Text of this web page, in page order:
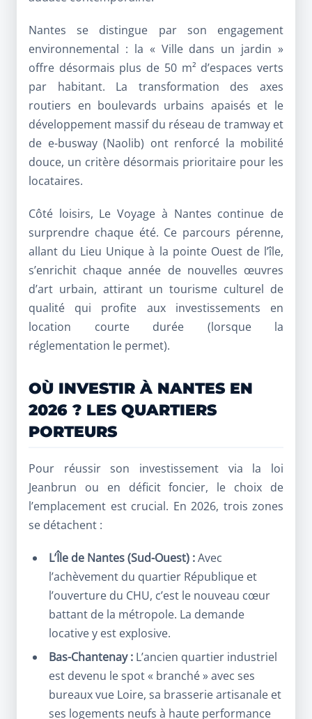
Nantes se distingue par son engagement
environnemental : la « Ville dans un jardin »
offre désormais plus de 50 m² d’espaces verts
par habitant. La transformation des axes
routiers en boulevards urbains apaisés et le
développement massif du réseau de tramway et
de e-busway (Naolib) ont renforcé la mobilité
douce, un critère désormais prioritaire pour les
locataires.
Côté loisirs, Le Voyage à Nantes continue de
surprendre chaque été. Ce parcours pérenne,
allant du Lieu Unique à la pointe Ouest de l’île,
s’enrichit chaque année de nouvelles œuvres
d’art urbain, attirant un tourisme culturel de
qualité qui profite aux investissements en
location courte durée (lorsque la
réglementation le permet).
OÙ INVESTIR À NANTES EN
2026 ? LES QUARTIERS
PORTEURS
Pour réussir son investissement via la loi
Jeanbrun ou en déficit foncier, le choix de
l’emplacement est crucial. En 2026, trois zones
se détachent :
L’Île de Nantes (Sud-Ouest) :Avec
l’achèvement du quartier République et
l’ouverture du CHU, c’est le nouveau cœur
battant de la métropole. La demande
locative y est explosive.
Bas-Chantenay :L’ancien quartier industriel
est devenu le spot « branché » avec ses
bureaux vue Loire, sa brasserie artisanale et
ses logements neufs à haute performance